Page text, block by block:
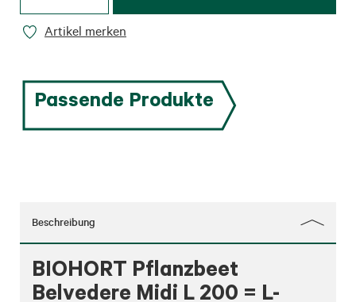
Artikel merken
Passende Produkte
Beschreibung
BIOHORT Pflanzbeet
Belvedere Midi L 200 = L-